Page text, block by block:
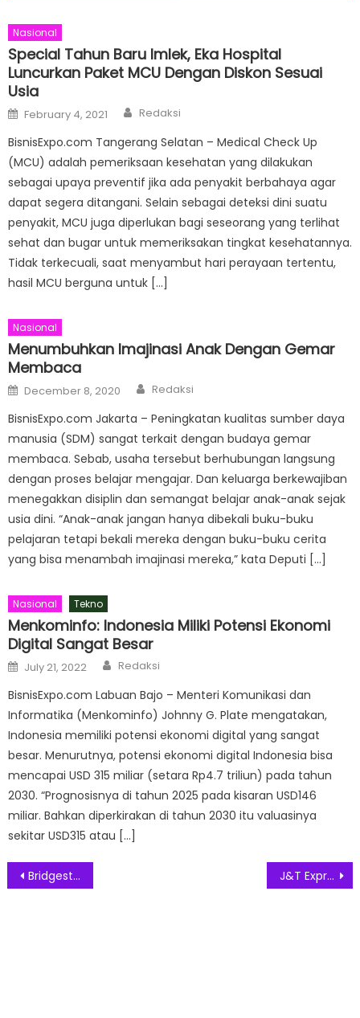
Nasional
Special Tahun Baru Imlek, Eka Hospital
Luncurkan Paket MCU Dengan Diskon Sesuai
Usia
Posted
on
February 4, 2021 Author
Redaksi
BisnisExpo.com Tangerang Selatan – Medical Check Up
(MCU) adalah pemeriksaan kesehatan yang dilakukan
sebagai upaya preventif jika ada penyakit berbahaya agar
dapat segera ditangani. Selain sebagai deteksi dini suatu
penyakit, MCU juga diperlukan bagi seseorang yang terlihat
sehat dan bugar untuk memeriksakan tingkat kesehatannya.
Tidak terkecuali, saat menyambut hari perayaan tertentu,
hasil MCU berguna untuk […]
Nasional
Menumbuhkan Imajinasi Anak Dengan Gemar
Membaca
Posted
on
December 8, 2020 Author
Redaksi
BisnisExpo.com Jakarta – Peningkatan kualitas sumber daya
manusia (SDM) sangat terkait dengan budaya gemar
membaca. Sebab, usaha tersebut berhubungan langsung
dengan proses belajar mengajar. Dan keluarga berkewajiban
menegakkan disiplin dan semangat belajar anak-anak sejak
usia dini. “Anak-anak jangan hanya dibekali buku-buku
pelajaran tetapi bekali mereka dengan buku-buku cerita
yang bisa menambah imajinasi mereka,” kata Deputi […]
Nasional Tekno
Menkominfo: Indonesia Miliki Potensi Ekonomi
Digital Sangat Besar
Posted
on
July 21, 2022 Author
Redaksi
BisnisExpo.com Labuan Bajo – Menteri Komunikasi dan
Informatika (Menkominfo) Johnny G. Plate mengatakan,
Indonesia memiliki potensi ekonomi digital yang sangat
besar. Menurutnya, potensi ekonomi digital Indonesia bisa
mencapai USD 315 miliar (setara Rp4.7 triliun) pada tahun
2030. “Prognosisnya di tahun 2025 pada kisaran USD146
miliar. Bahkan diperkirakan di tahun 2030 itu valuasinya
sekitar USD315 atau […]
Post
Bridgestone Indonesia Kembali Raih Penghargaan Gold Champion J&T Express Raih WOW Brand 2024 Pilihan Gen Z